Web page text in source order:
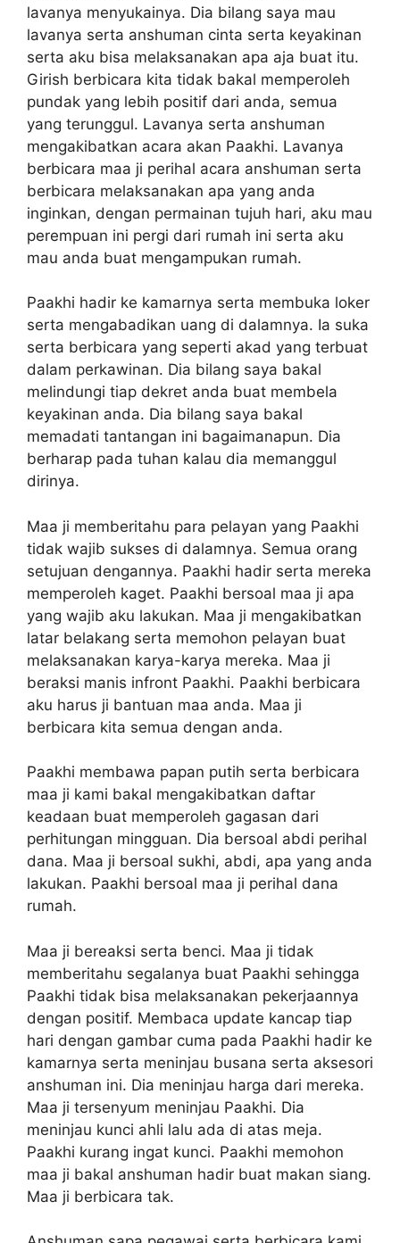
lavanya menyukainya. Dia bilang saya mau
lavanya serta anshuman cinta serta keyakinan
serta aku bisa melaksanakan apa aja buat itu.
Girish berbicara kita tidak bakal memperoleh
pundak yang lebih positif dari anda, semua
yang terunggul. Lavanya serta anshuman
mengakibatkan acara akan Paakhi. Lavanya
berbicara maa ji perihal acara anshuman serta
berbicara melaksanakan apa yang anda
inginkan, dengan permainan tujuh hari, aku mau
perempuan ini pergi dari rumah ini serta aku
mau anda buat mengampukan rumah.
Paakhi hadir ke kamarnya serta membuka loker
serta mengabadikan uang di dalamnya. Ia suka
serta berbicara yang seperti akad yang terbuat
dalam perkawinan. Dia bilang saya bakal
melindungi tiap dekret anda buat membela
keyakinan anda. Dia bilang saya bakal
memadati tantangan ini bagaimanapun. Dia
berharap pada tuhan kalau dia memanggul
dirinya.
Maa ji memberitahu para pelayan yang Paakhi
tidak wajib sukses di dalamnya. Semua orang
setujuan dengannya. Paakhi hadir serta mereka
memperoleh kaget. Paakhi bersoal maa ji apa
yang wajib aku lakukan. Maa ji mengakibatkan
latar belakang serta memohon pelayan buat
melaksanakan karya-karya mereka. Maa ji
beraksi manis infront Paakhi. Paakhi berbicara
aku harus ji bantuan maa anda. Maa ji
berbicara kita semua dengan anda.
Paakhi membawa papan putih serta berbicara
maa ji kami bakal mengakibatkan daftar
keadaan buat memperoleh gagasan dari
perhitungan mingguan. Dia bersoal abdi perihal
dana. Maa ji bersoal sukhi, abdi, apa yang anda
lakukan. Paakhi bersoal maa ji perihal dana
rumah.
Maa ji bereaksi serta benci. Maa ji tidak
memberitahu segalanya buat Paakhi sehingga
Paakhi tidak bisa melaksanakan pekerjaannya
dengan positif. Membaca update kancap tiap
hari dengan gambar cuma pada Paakhi hadir ke
kamarnya serta meninjau busana serta aksesori
anshuman ini. Dia meninjau harga dari mereka.
Maa ji tersenyum meninjau Paakhi. Dia
meninjau kunci ahli lalu ada di atas meja.
Paakhi kurang ingat kunci. Paakhi memohon
maa ji bakal anshuman hadir buat makan siang.
Maa ji berbicara tak.